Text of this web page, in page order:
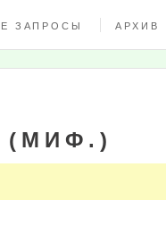
ЗАПРОСЫ АРХИВ
(МИФ.)